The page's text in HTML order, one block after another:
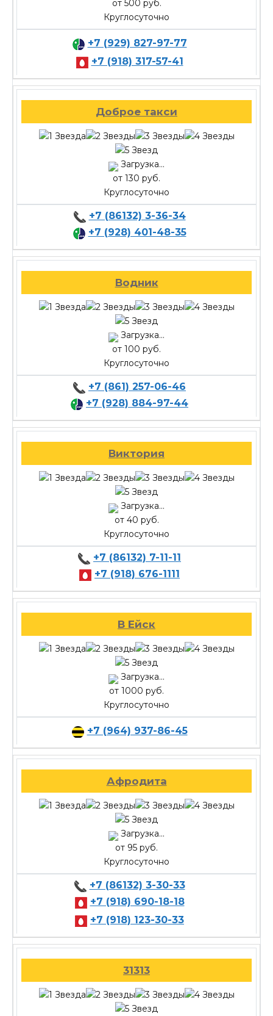
от 500 руб.
Круглосуточно
+7 (929) 827-97-77
+7 (918) 317-57-41
Доброе такси
Загрузка...
от 130 руб.
Круглосуточно
+7 (86132) 3-36-34
+7 (928) 401-48-35
Водник
Загрузка...
от 100 руб.
Круглосуточно
+7 (861) 257-06-46
+7 (928) 884-97-44
Виктория
Загрузка...
от 40 руб.
Круглосуточно
+7 (86132) 7-11-11
+7 (918) 676-1111
В Ейск
Загрузка...
от 1000 руб.
Круглосуточно
+7 (964) 937-86-45
Афродита
Загрузка...
от 95 руб.
Круглосуточно
+7 (86132) 3-30-33
+7 (918) 690-18-18
+7 (918) 123-30-33
31313